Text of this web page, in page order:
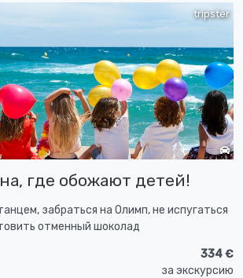
tripster
где обожают детей!
забраться на Олимп, не испугаться
отменный шоколад
334 €
за экскурсию